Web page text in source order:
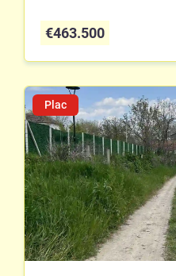
€463.500
Plac